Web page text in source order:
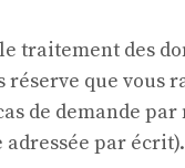
traitement des
réserve que
de demande
adressée par écrit).